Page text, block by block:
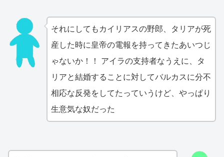
それにしてもカイリアスの野郎、タリアが死
産した時に皇帝の電報を持ってきたあいつじ
ゃないか！！ アイラの支持者なうえに、タ
リアと結婚することに対してバルカスに分不
相応な反発をしてたっていうけど、やっぱり
生意気な奴だった